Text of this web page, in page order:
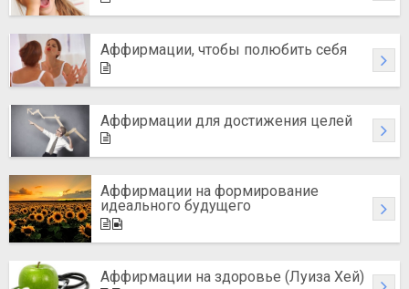
Аффирмации, чтобы полюбить себя
Аффирмации для достижения целей
Аффирмации на формирование
идеального будущего
Аффирмации на здоровье (Луиза Хей)